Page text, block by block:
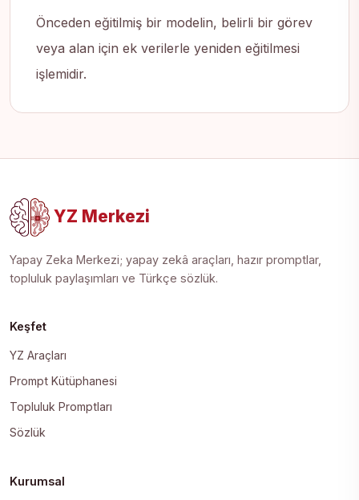
Önceden eğitilmiş bir modelin, belirli bir görev
veya alan için ek verilerle yeniden eğitilmesi
işlemidir.
YZ Merkezi
Yapay Zeka Merkezi; yapay zekâ araçları, hazır promptlar,
topluluk paylaşımları ve Türkçe sözlük.
Keşfet
YZ Araçları
Prompt Kütüphanesi
Topluluk Promptları
Sözlük
Kurumsal